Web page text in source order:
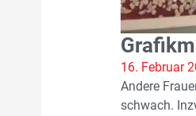
16. Februar
Andere
schwach.